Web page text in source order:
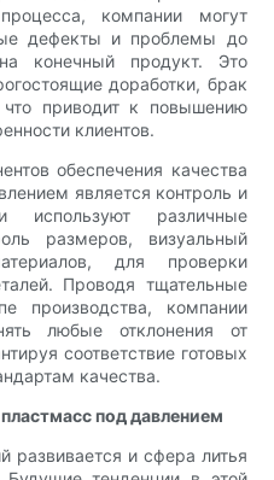
компании могут
дефекты и проблемы до
конечный продукт. Это
доработки, брак
приводит к повышению
клиентов.
обеспечения качества
является контроль и
используют различные
размеров, визуальный
для проверки
Проводя тщательные
производства, компании
любые отклонения от
соответствие готовых
качества.
под давлением
развивается и сфера литья